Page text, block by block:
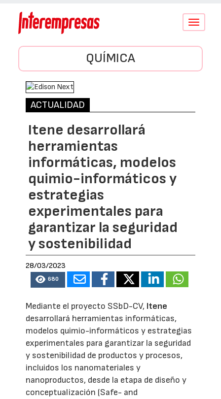
Conmutar
QUÍMICA
ACTUALIDAD
Itene desarrollará
herramientas
informáticas, modelos
quimio-informáticos y
estrategias
experimentales para
garantizar la seguridad
y sostenibilidad
28/03/2023
680
Mediante el proyecto SSbD-CV, Itene
desarrollará herramientas informáticas,
modelos quimio-informáticos y estrategias
experimentales para garantizar la seguridad
y sostenibilidad de productos y procesos,
incluidos los nanomateriales y
nanoproductos, desde la etapa de diseño y
conceptualización (Safe- and